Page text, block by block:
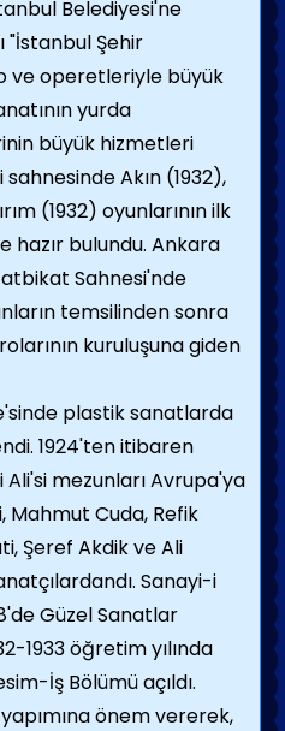
Belediyesi'ne
"İstanbul Şehir
ve operetleriyle büyük
yurda
büyük hizmetleri
Akın (1932),
(1932) oyunlarının ilk
bulundu. Ankara
Sahnesi'nde
temsilinden sonra
kuruluşuna giden
plastik sanatlarda
1924'ten itibaren
mezunları Avrupa'ya
Mahmut Cuda, Refik
Şeref Akdik ve Ali
Sanayi-i
Güzel Sanatlar
1933 öğretim yılında
İş Bölümü açıldı.
önem vererek,